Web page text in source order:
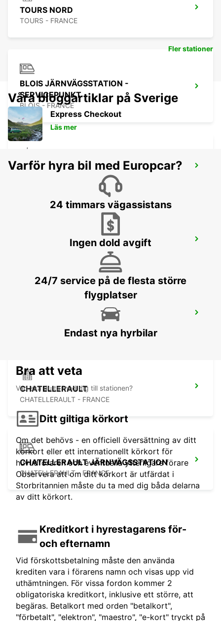
TOURS NORD
TOURS - FRANCE
BLOIS JÄRNVÄGSSTATION -
SERVICEPUNKT
BLOIS - FRANCE
BLOIS
CHATELLERAULT
CHATELLERAULT - FRANCE
CHATELLERAULT JÄRNVÄGSSTATION
CHATELLERAULT - FRANCE
Fler stationer
Våra bloggartiklar på Sverige
Express Checkout
Läs mer
Varför hyra bil med Europcar?
24 timmars vägassistans
Ingen dold avgift
24/7 service på de flesta större
flygplatser
Endast nya hyrbilar
Bra att veta
Vad ska du ta med dig till stationen?
Ditt giltiga körkort
Om det behövs - en officiell översättning av ditt
körkort eller ett internationellt körkort för
huvudföraren och eventuella ytterligare förare
Observera att om ditt körkort är utfärdat i
Storbritannien måste du ta med dig båda delarna
av ditt körkort.
Kreditkort i hyrestagarens för-
och efternamn
Vid förskottsbetalning måste den använda
krediten vara i förarens namn och visas upp vid
uthämtningen. För vissa fordon kommer 2
obligatoriska kreditkort, inklusive ett större, att
begäras. Betalkort med orden "betalkort",
"förbetalt", "elektron", "maestro", "e-kort" tryckt på